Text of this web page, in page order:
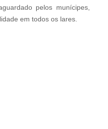
pelos munícipes,
em todos os lares.